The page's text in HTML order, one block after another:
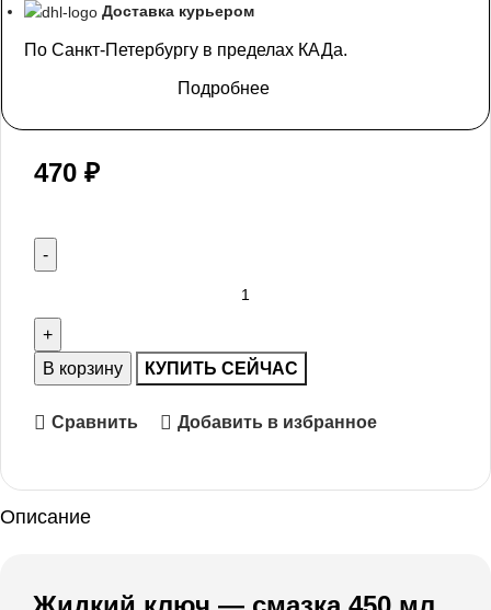
Доставка курьером
По Санкт-Петербургу в пределах КАДа.
Подробнее
470 ₽
В корзину КУПИТЬ СЕЙЧАС
Сравнить Добавить в избранное
Описание